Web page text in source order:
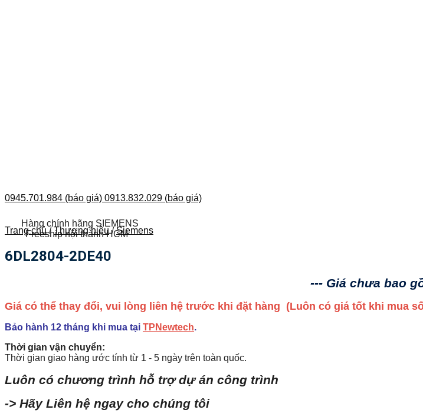
0945.701.984 (báo giá) 0913.832.029 (báo giá)
Hàng chính hãng SIEMENS
Freeship nội thành HCM
Trang chủ / Thương hiệu / Siemens
6DL2804-2DE40
--- Giá chưa bao
Giá có thể thay đổi, vui lòng liên hệ trước khi đặt hàng (Luôn có giá tốt khi mua
Bảo hành 12 tháng khi mua tại TPNewtech.
Thời gian vận chuyển:
Thời gian giao hàng ước tính từ 1 - 5 ngày trên toàn quốc.
Luôn có chương trình hỗ trợ dự án công trình
-> Hãy Liên hệ ngay cho chúng tôi